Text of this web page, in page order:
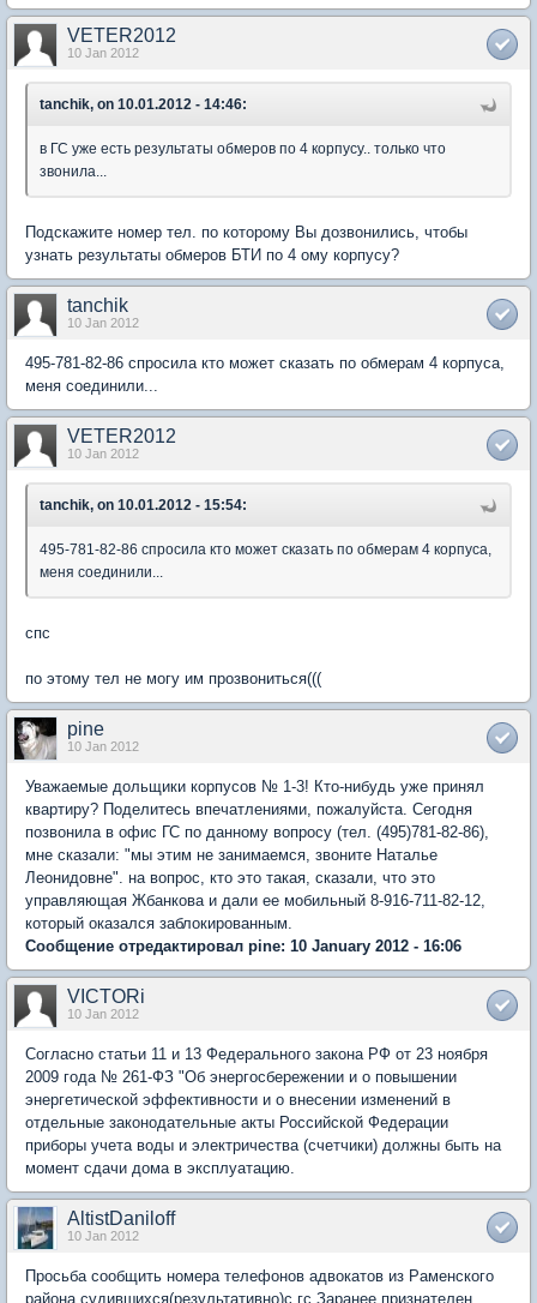
VETER2012
10 Jan 2012
tanchik, on 10.01.2012 - 14:46:
в ГС уже есть результаты обмеров по 4 корпусу.. только что
звонила...
Подскажите номер тел. по которому Вы дозвонились, чтобы
узнать результаты обмеров БТИ по 4 ому корпусу?
tanchik
10 Jan 2012
495-781-82-86 спросила кто может сказать по обмерам 4 корпуса,
меня соединили...
VETER2012
10 Jan 2012
tanchik, on 10.01.2012 - 15:54:
495-781-82-86 спросила кто может сказать по обмерам 4 корпуса,
меня соединили...
спс
по этому тел не могу им прозвониться(((
pine
10 Jan 2012
Уважаемые дольщики корпусов № 1-3! Кто-нибудь уже принял
квартиру? Поделитесь впечатлениями, пожалуйста. Сегодня
позвонила в офис ГС по данному вопросу (тел. (495)781-82-86),
мне сказали: "мы этим не занимаемся, звоните Наталье
Леонидовне". на вопрос, кто это такая, сказали, что это
управляющая Жбанкова и дали ее мобильный 8-916-711-82-12,
который оказался заблокированным.
Сообщение отредактировал pine: 10 January 2012 - 16:06
VICTORi
10 Jan 2012
Согласно статьи 11 и 13 Федерального закона РФ от 23 ноября
2009 года № 261-ФЗ "Об энергосбережении и о повышении
энергетической эффективности и о внесении изменений в
отдельные законодательные акты Российской Федерации
приборы учета воды и электричества (счетчики) должны быть на
момент сдачи дома в эксплуатацию.
AltistDaniloff
10 Jan 2012
Просьба сообщить номера телефонов адвокатов из Раменского
района судившихся(результативно)с гс.Заранее признателен.